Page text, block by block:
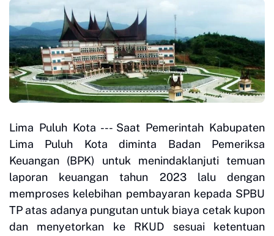
Lima Puluh Kota --- Saat Pemerintah Kabupaten
Lima Puluh Kota diminta Badan Pemeriksa
Keuangan (BPK) untuk menindaklanjuti temuan
laporan keuangan tahun 2023 lalu dengan
memproses kelebihan pembayaran kepada SPBU
TP atas adanya pungutan untuk biaya cetak kupon
dan menyetorkan ke RKUD sesuai ketentuan